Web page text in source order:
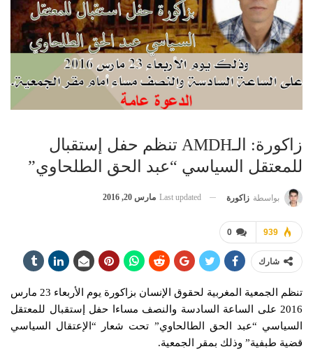
زاكورة: الـAMDH تنظم حفل إستقبال
للمعتقل السياسي “عبد الحق الطلحاوي”
بواسطة زاكورة Last updated مارس 20, 2016
0 939
شارك
تنظم الجمعية المغربية لحقوق الإنسان بزاكورة يوم الأربعاء 23 مارس
2016 على الساعة السادسة والنصف مساءا حفل إستقبال للمعتقل
السياسي “عبد الحق الطالحاوي” تحت شعار “الإعتقال السياسي
قضية طبفية” وذلك بمقر الجمعية.